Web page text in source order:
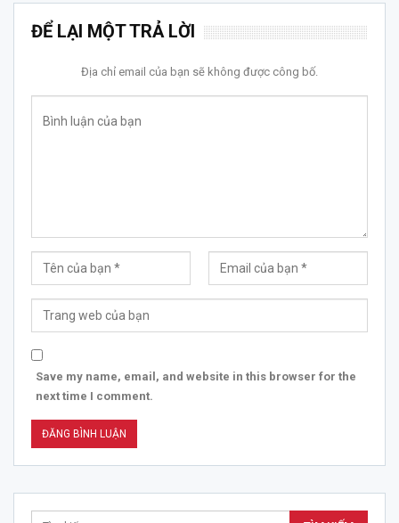
ĐỂ LẠI MỘT TRẢ LỜI
Địa chỉ email của bạn sẽ không được công bố.
Save my name, email, and website in this browser for the
next time I comment.